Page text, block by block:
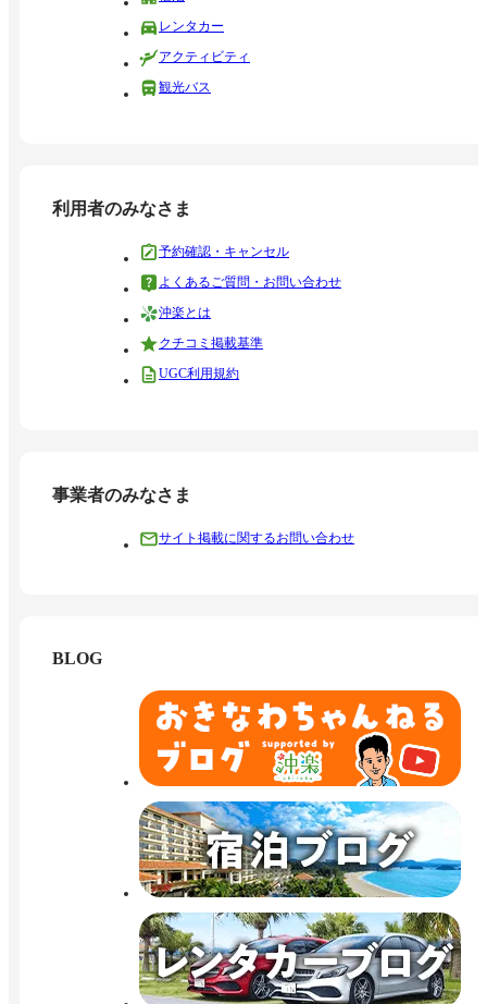
レンタカー
アクティビティ
観光バス
利用者のみなさま
予約確認・キャンセル
よくあるご質問・お問い合わせ
沖楽とは
クチコミ掲載基準
UGC利用規約
事業者のみなさま
サイト掲載に関するお問い合わせ
BLOG